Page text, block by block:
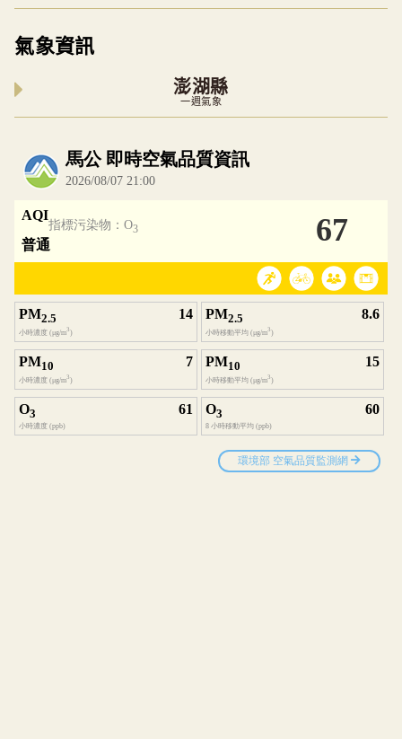
氣象資訊
澎湖縣
一週氣象
內嵌空氣品質小工具為視覺預覽，完整即時空